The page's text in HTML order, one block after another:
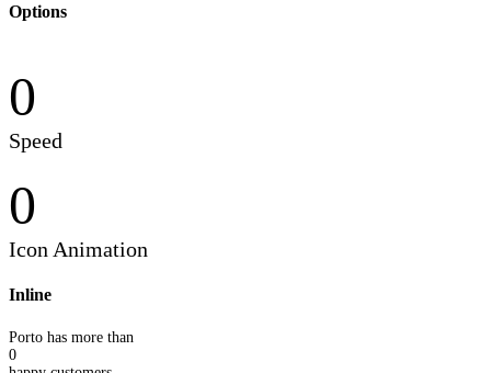
Options
0
Speed
0
Icon Animation
Inline
Porto has more than
0